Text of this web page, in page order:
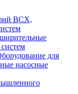
BCX,
для
насосные